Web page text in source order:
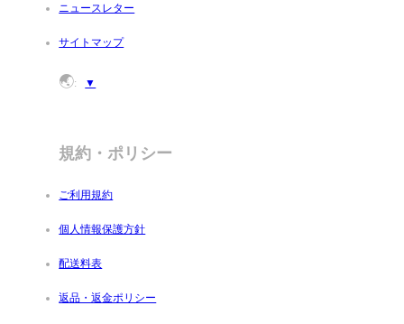
ニュースレター
サイトマップ
🌏: ▼
規約・ポリシー
ご利用規約
個人情報保護方針
配送料表
返品・返金ポリシー